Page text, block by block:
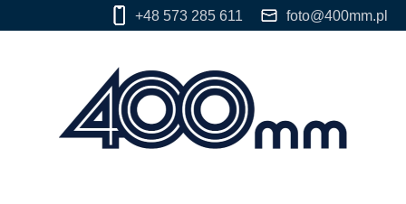
+48 573 285 611 foto@400mm.pl